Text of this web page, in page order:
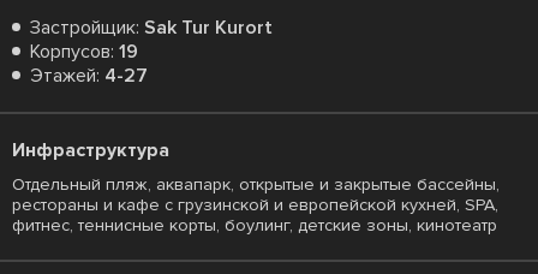
Застройщик: Sak Tur Kurort
Корпусов: 19
Этажей: 4-27
Инфраструктура
Отдельный пляж, аквапарк, открытые и закрытые бассейны,
рестораны и кафе с грузинской и европейской кухней, SPA,
фитнес, теннисные корты, боулинг, детские зоны, кинотеатр